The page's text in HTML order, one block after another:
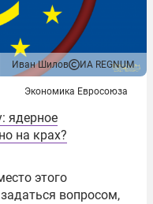
Иван Шилов ИА REGNUM
Экономика Евросоюза
ядерное
на крах?
этого
вопросом,